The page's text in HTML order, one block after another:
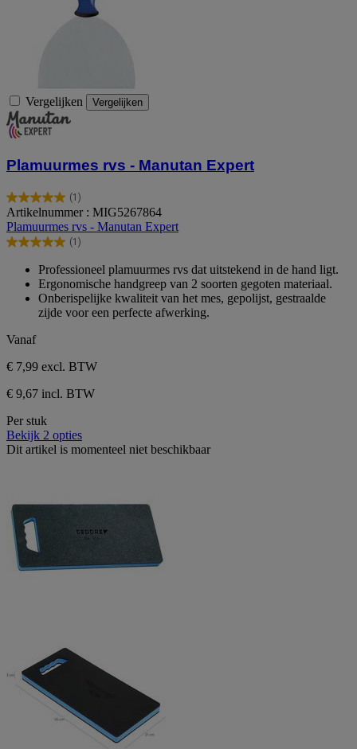
Vergelijken Vergelijken
Plamuurmes rvs - Manutan Expert
(1)
5.0
van
de
5
beoordeling
Artikelnummer : MIG5267864
Plamuurmes rvs - Manutan Expert
(1)
5.0
sterren.
beoordeling
Professioneel plamuurmes rvs dat uitstekend in de hand ligt.
Ergonomische handgreep van 2 soorten gegoten materiaal.
Onberispelijke kwaliteit van het mes, gepolijst, gestraalde
zijde voor een perfecte afwerking.
Vanaf
€ 7,99 excl. BTW
€ 9,67 incl. BTW
Per stuk
Bekijk 2 opties
Dit artikel is momenteel niet beschikbaar